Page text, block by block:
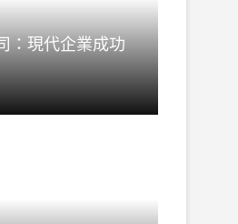
：現代企業成功